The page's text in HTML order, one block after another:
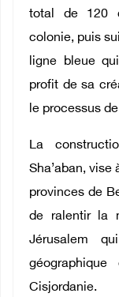
total de 120
colonie, puis
ligne bleue
profit de sa
le processus
La
Sha’aban,
provinces de
de ralentir la
Jérusalem
Cisjordanie.